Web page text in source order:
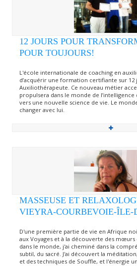
12 JOURS POUR
POUR TOUJOURS!
L'école internationale de coaching en
d’acquérir une formation certifiante sur
Auxiliothérapeute. Ce nouveau métier
propulsera dans le monde de l’intelligence
vers une nouvelle science de vie. Le
changer avec lui.
MASSEUSE ET
VIEYRA-COURBEVOIE-ÎLE-
D'une première partie de vie en Afrique
aux Voyages et à la découverte des
dans le monde, j'ai cheminé dans la
subtil, du sacré. J'ai découvert la
et des techniques de Souffle, et l'énergie